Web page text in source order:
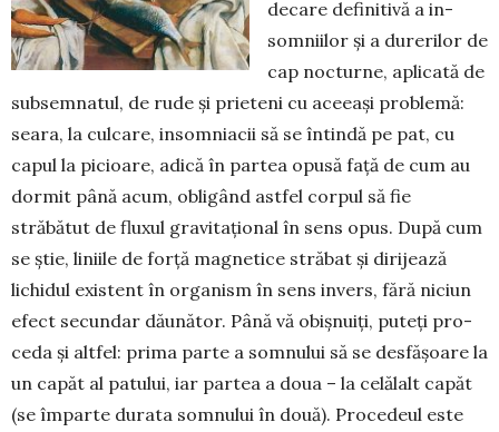
decare definitivă a in­
som­niilor și a durerilor de
cap nocturne, apli­cată de
sub­semnatul, de rude și prie­teni cu aceeași pro­ble­mă:
seara, la culcare, insom­niacii să se întin­dă pe pat, cu
capul la picioare, adi­că în par­tea opusă față de cum au
dormit până acum, obli­gând astfel corpul să fie
străbătut de flu­xul gravi­tațional în sens opus. După cum
se știe, li­niile de forță mag­netice străbat și dirijează
lichidul exis­tent în organism în sens in­vers, fără niciun
efect secun­dar dău­nă­tor. Până vă obișnuiți, puteți pro­
ceda și altfel: prima parte a somnului să se des­fășoare la
un capăt al patului, iar partea a doua – la celălalt capăt
(se împarte durata somnului în două). Procedeul este